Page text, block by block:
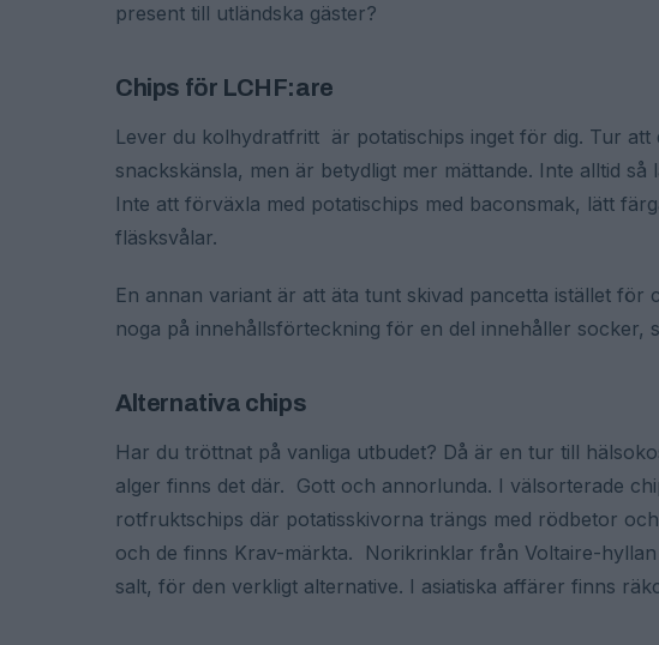
present till utländska gäster?
Chips för LCHF:are
Lever du kolhydratfritt är potatischips inget för dig. Tur att
snackskänsla, men är betydligt mer mättande. Inte alltid
Inte att förväxla med potatischips med baconsmak, lätt
fläsksvålar.
En annan variant är att äta tunt skivad pancetta istället
noga på innehållsförteckning för en del innehåller socker,
Alternativa chips
Har du tröttnat på vanliga utbudet? Då är en tur till
alger finns det där. Gott och annorlunda. I välsorterade
rotfruktschips där potatisskivorna trängs med rödbetor
och de finns Krav-märkta. Norikrinklar från Voltaire-
salt, för den verkligt alternative. I asiatiska affärer finns